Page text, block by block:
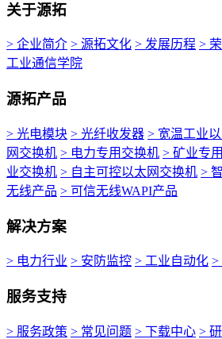
关于源拓
> 企业简介 > 源拓文化 > 发展历程 >
工业通信学院
源拓产品
> 光电模块 > 光纤收发器 > 宽温工业
网交换机 > 电力专用交换机 > 矿业专
业交换机 > 自主可控以太网交换机 >
无线产品 > 可信无线WAPI产品
解决方案
> 电力行业 > 安防监控 > 工业自动化 >
服务支持
> 服务政策 > 常见问题 > 下载中心 >